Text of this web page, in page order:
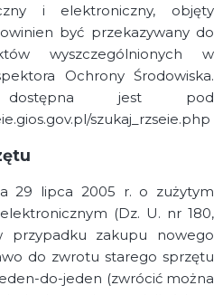
i elektroniczny, objęty
być przekazywany do
wyszczególnionych w
Ochrony Środowiska.
jest pod
szukaj_rzseie.php
29 lipca 2005 r. o zużytym
(Dz. U. nr 180,
zakupu nowego
do zwrotu starego sprzętu
do-jeden (zwrócić można